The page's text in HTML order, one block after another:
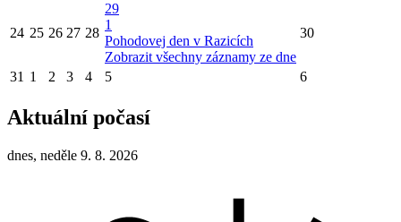
24 25 26 27 28
29
1
Pohodovej den v Razicích
Zobrazit všechny záznamy ze dne
30
31 1 2 3 4 5 6
Aktuální počasí
dnes, neděle 9. 8. 2026